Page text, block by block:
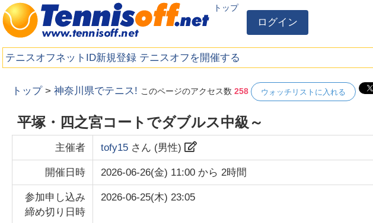
トップ
ログイン
テニスオフネットID新規登録 テニスオフを開催する
トップ >神奈川県でテニス! このページのアクセス数258 ウォッチリストに入れる
平塚・四之宮コートでダブルス中級～
主催者 tofy15 さん (男性)
開催日時 2026-06-26(金) 11:00 から2時間
参加申し込み
締め切り日時
2026-06-25(木) 23:05